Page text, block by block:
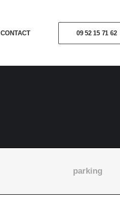
CONTACT 09 52 15 71 62
parking